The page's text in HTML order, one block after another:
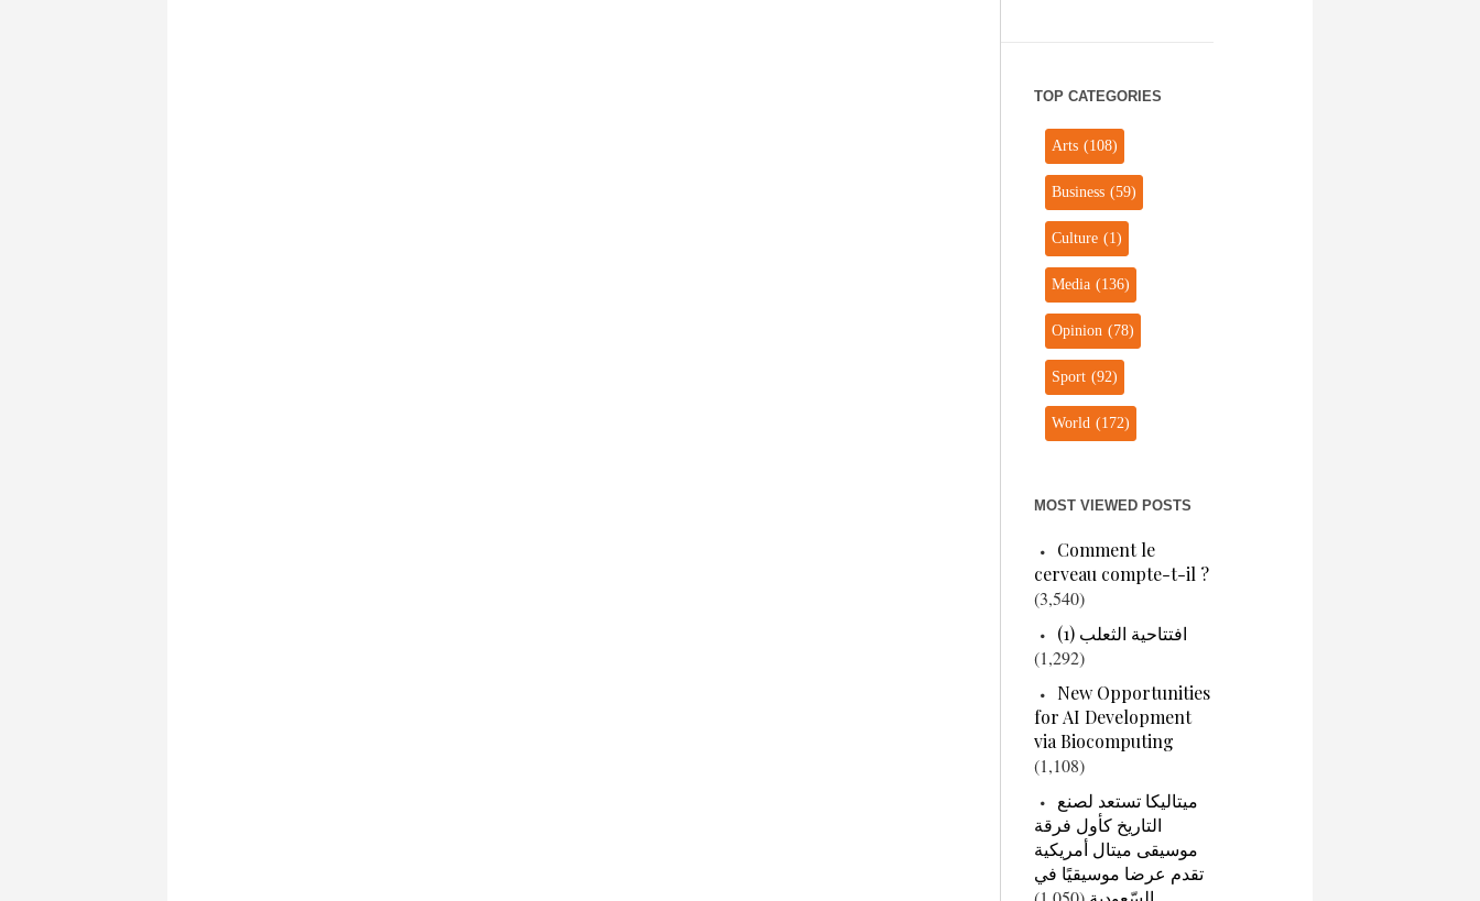
TOP CATEGORIES
Arts(108)
Business(59)
Culture(1)
Media(136)
Opinion(78)
Sport(92)
World(172)
MOST VIEWED POSTS
Comment le
cerveau compte-t-il ?
(3,540)
افتتاحية الثعلب (1)
(1,292)
New Opportunities
for AI Development
via Biocomputing
(1,108)
ميتاليكا تستعد لصنع
التاريخ كأول فرقة
موسيقى ميتال أمريكية
تقدم عرضا موسيقيًا في